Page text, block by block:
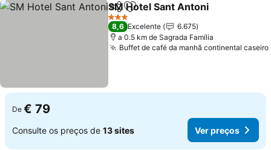
PartilharAdicionar aos favoritos
SM Hotel Sant Antoni
3 Estrelas
8,6 Excelente
6.675
a 0.5 km de Sagrada Família
Buffet de café da manhã continental caseiro
De € 79
Consulte os preços de 13 sites Ver preços